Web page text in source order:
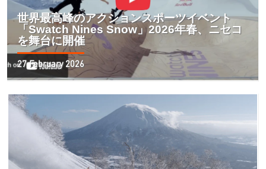
世界最高峰のアクションスポーツイベント
「Swatch Nines Snow」2026年春、ニセコ
を舞台に開催
27 February 2026